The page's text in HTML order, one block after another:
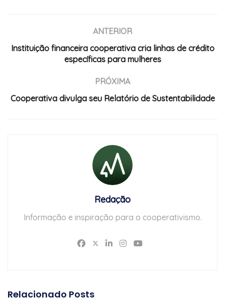
ANTERIOR
Instituição financeira cooperativa cria linhas de crédito
específicas para mulheres
PRÓXIMA
Cooperativa divulga seu Relatório de Sustentabilidade
Redação
Informação e inspiração para o cooperativismo.
Relacionado Posts